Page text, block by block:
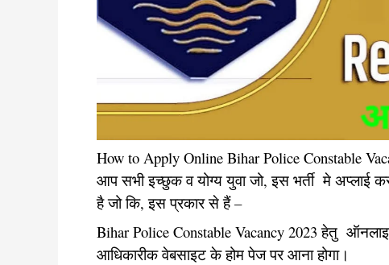
How to Apply Online Bihar Police Constable
आप सभी इच्छुक व योग्य युवा जो, इस भर्ती मे
है जो कि, इस प्रकार से हैं –
Bihar Police Constable Vacancy 2023 हेतु
आधिकारीक वेबसाइट के होम पेज पर आना होगा।